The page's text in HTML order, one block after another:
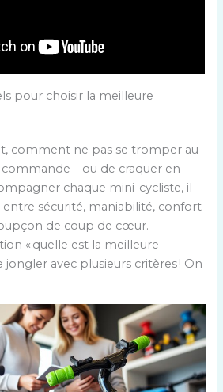
pour choisir la meilleure
comment ne pas se tromper au
– ou de craquer en
chaque mini-cycliste, il
entre sécurité, maniabilité, confort
de coup de cœur.
« quelle est la meilleure
jongler avec plusieurs critères ! On